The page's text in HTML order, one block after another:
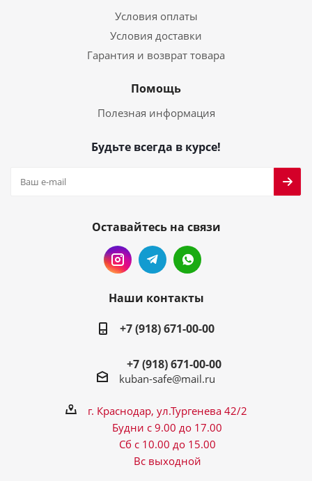
Условия оплаты
Условия доставки
Гарантия и возврат товара
Помощь
Полезная информация
Будьте всегда в курсе!
Оставайтесь на связи
Наши контакты
+7 (918) 671-00-00
+7 (918) 671-00-00
kuban-safe@mail.ru
г. Краснодар, ул.Тургенева 42/2
Будни с 9.00 до 17.00
Сб с 10.00 до 15.00
Вс выходной